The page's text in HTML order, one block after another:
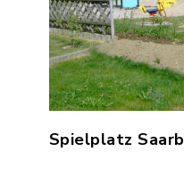
Spielplatz